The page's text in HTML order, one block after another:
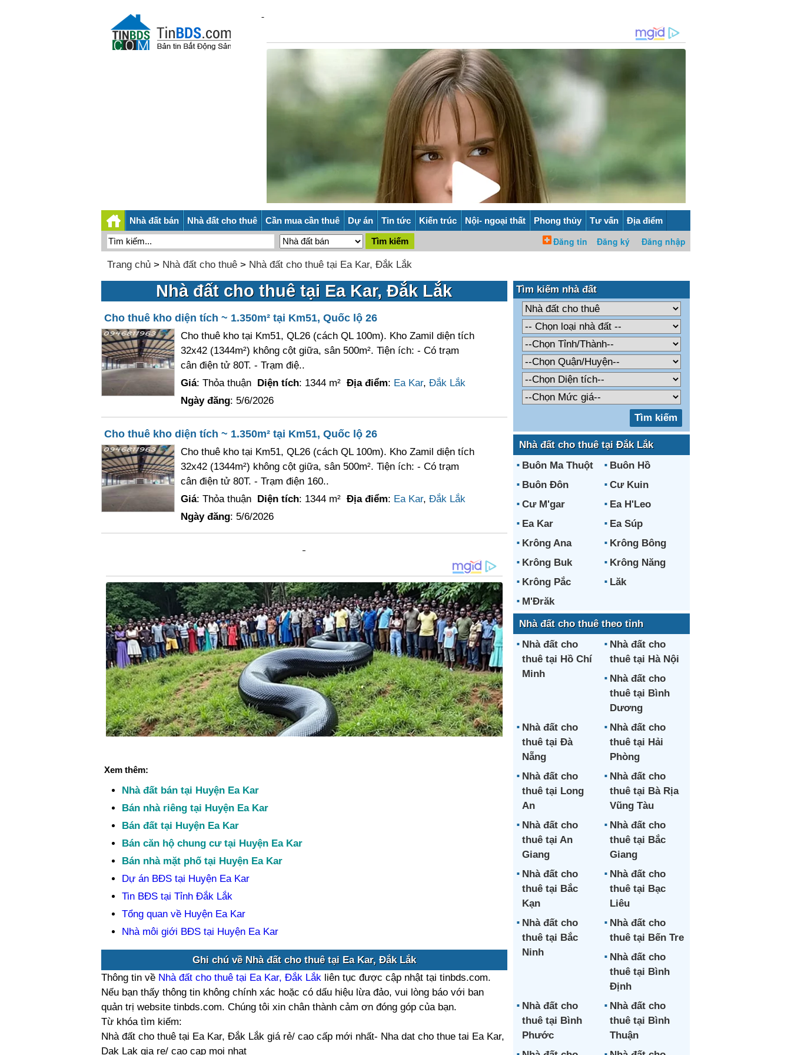
Nhà đất bán Nhà đất cho thuê Cần mua cần thuê Dự án Tin tức Kiến trúc Nội- ngoại thất Phong thủy Tư vấn Địa điểm
Trang chủ> Nhà đất cho thuê> Nhà đất cho thuê tại Ea Kar, Đắk Lắk
Nhà đất cho thuê tại Ea Kar, Đắk Lắk
Cho thuê kho diện tích ~ 1.350m² tại Km51, Quốc lộ 26
Cho thuê kho tại Km51, QL26 (cách QL 100m). Kho Zamil diện tích
32x42 (1344m²) không cột giữa, sân 500m². Tiện ích: - Có trạm
cân điện tử 80T. - Trạm điệ..
Giá: Thỏa thuận Diện tích: 1344 m² Địa điểm: Ea Kar, Đắk Lắk
Ngày đăng: 5/6/2026
Cho thuê kho diện tích ~ 1.350m² tại Km51, Quốc lộ 26
Cho thuê kho tại Km51, QL26 (cách QL 100m). Kho Zamil diện tích
32x42 (1344m²) không cột giữa, sân 500m². Tiện ích: - Có trạm
cân điện tử 80T. - Trạm điện 160..
Giá: Thỏa thuận Diện tích: 1344 m² Địa điểm: Ea Kar, Đắk Lắk
Ngày đăng: 5/6/2026
Xem thêm:
Nhà đất bán tại Huyện Ea Kar
Bán nhà riêng tại Huyện Ea Kar
Bán đất tại Huyện Ea Kar
Bán căn hộ chung cư tại Huyện Ea Kar
Bán nhà mặt phố tại Huyện Ea Kar
Dự án BĐS tại Huyện Ea Kar
Tin BĐS tại Tỉnh Đắk Lắk
Tổng quan về Huyện Ea Kar
Nhà môi giới BĐS tại Huyện Ea Kar
Ghi chú về Nhà đất cho thuê tại Ea Kar, Đắk Lắk
Thông tin về Nhà đất cho thuê tại Ea Kar, Đắk Lắkliên tục được cập nhật tại tinbds.com.
Nếu bạn thấy thông tin không chính xác hoặc có dấu hiệu lừa đảo, vui lòng báo với ban
quản trị website tinbds.com. Chúng tôi xin chân thành cảm ơn đóng góp của bạn.
Từ khóa tìm kiếm:
Nhà đất cho thuê tại Ea Kar, Đắk Lắk giá rẻ/ cao cấp mới nhất- Nha dat cho thue tai Ea Kar,
Dak Lak gia re/ cao cap moi nhat
Tìm kiếm nhà đất
Nhà đất cho thuê tại Đắk Lắk
Buôn Ma Thuột
Buôn Hồ
Buôn Đôn
Cư Kuin
Cư M'gar
Ea H'Leo
Ea Kar
Ea Súp
Krông Ana
Krông Bông
Krông Buk
Krông Năng
Krông Pắc
Lăk
M'Đrăk
Nhà đất cho thuê theo tỉnh
Nhà đất cho
thuê tại Hồ Chí
Minh
Nhà đất cho
thuê tại Hà Nội
Nhà đất cho
thuê tại Bình
Dương
Nhà đất cho
thuê tại Đà
Nẵng
Nhà đất cho
thuê tại Hải
Phòng
Nhà đất cho
thuê tại Long
An
Nhà đất cho
thuê tại Bà Rịa
Vũng Tàu
Nhà đất cho
thuê tại An
Giang
Nhà đất cho
thuê tại Bắc
Giang
Nhà đất cho
thuê tại Bắc
Kạn
Nhà đất cho
thuê tại Bạc
Liêu
Nhà đất cho
thuê tại Bắc
Ninh
Nhà đất cho
thuê tại Bến Tre
Nhà đất cho
thuê tại Bình
Định
Nhà đất cho
thuê tại Bình
Phước
Nhà đất cho
thuê tại Bình
Thuận